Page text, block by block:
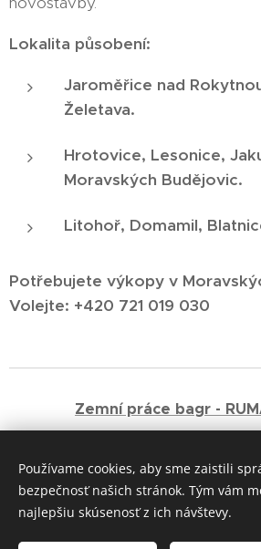
Lokalita působení:
Jaroměřice nad
Želetava.
Hrotovice, Lesonice,
Moravských Budějovic.
Litohoř, Domamil,
Potřebujete výkopy v
Volejte: +420 721 019 030
Zemní práce bagr -
Cookies
Jazyky
Používame cookies, aby sme zaistili
bezpečnosť našich stránok. Tým vám
najlepšiu skúsenosť z ich návštevy.